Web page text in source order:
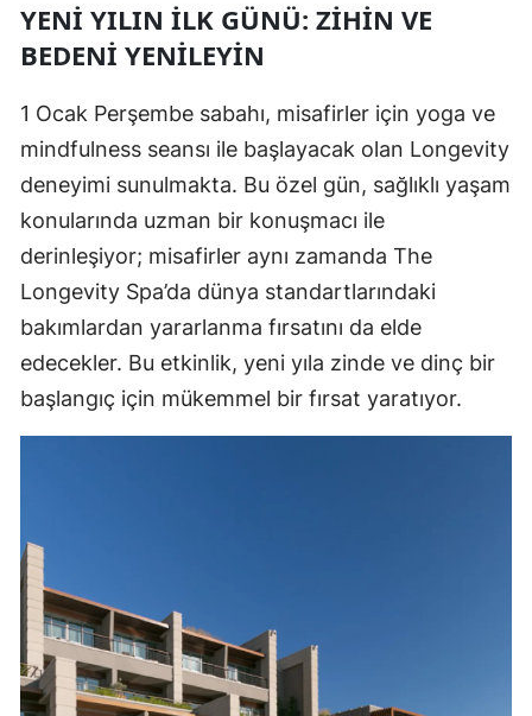
YENI YILIN İLK GÜNÜ: ZIHIN VE
BEDENI YENILEYIN
1 Ocak Perşembe sabahı, misafirler için yoga ve
mindfulness seansı ile başlayacak olan Longevity
deneyimi sunulmakta. Bu özel gün, sağlıklı yaşam
konularında uzman bir konuşmacı ile
derinleşiyor; misafirler aynı zamanda The
Longevity Spa’da dünya standartlarındaki
bakımlardan yararlanma fırsatını da elde
edecekler. Bu etkinlik, yeni yıla zinde ve dinç bir
başlangıç için mükemmel bir fırsat yaratıyor.